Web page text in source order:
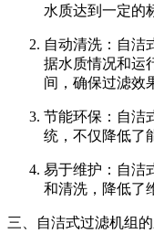
水质达到一定的
自动清洗：自洁
据水质情况和运
间，确保过滤效
节能环保：自洁
统，不仅降低了
易于维护：自洁
和清洗，降低了
三、自洁式过滤机组的